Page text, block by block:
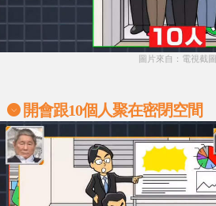
圖片來自：電視截圖
開會跟10個人聚在密閉空間